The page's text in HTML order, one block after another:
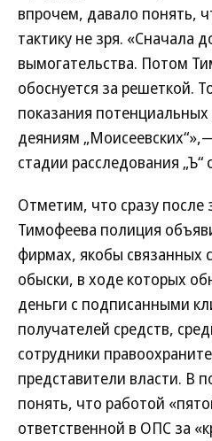
впрочем, давало понять,
тактику не зря. «Сначала
вымогательства. Потом
обоснуется за решеткой.
показания
деяниям
стадии расследования
Отметим, что сразу
Тимофеева полиция
фирмах, якобы связанных
обыски, в ходе которых
деньги с подписанными
получателей средств,
сотрудники
представители власти. В
понять, что работой
ответственной в ОПС за